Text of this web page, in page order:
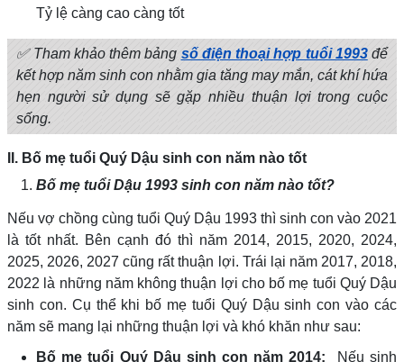
Tỷ lệ càng cao càng tốt
✅ Tham khảo thêm bảng số điện thoại hợp tuổi 1993để
kết hợp năm sinh con nhằm gia tăng may mắn, cát khí hứa
hẹn người sử dụng sẽ gặp nhiều thuận lợi trong cuộc
sống.
II. Bố mẹ tuổi Quý Dậu sinh con năm nào tốt
Bố mẹ tuổi Dậu 1993 sinh con năm nào tốt?
Nếu vợ chồng cùng tuổi Quý Dậu 1993 thì sinh con vào 2021
là tốt nhất. Bên cạnh đó thì năm 2014, 2015, 2020, 2024,
2025, 2026, 2027 cũng rất thuận lợi. Trái lại năm 2017, 2018,
2022 là những năm không thuận lợi cho bố mẹ tuổi Quý Dậu
sinh con. Cụ thể khi bố mẹ tuổi Quý Dậu sinh con vào các
năm sẽ mang lại những thuận lợi và khó khăn như sau:
Bố mẹ tuổi Quý Dậu sinh con năm 2014:
Nếu sinh